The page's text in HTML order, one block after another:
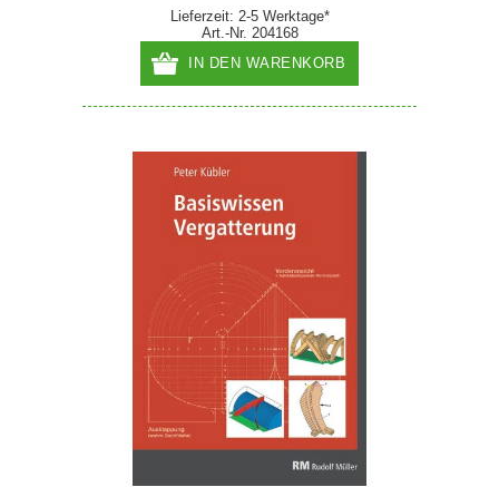
Lieferzeit: 2-5 Werktage*
Art.-Nr. 204168
IN DEN WARENKORB